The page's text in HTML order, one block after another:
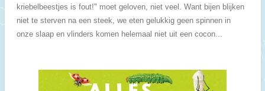
kriebelbeestjes is fout!" moet geloven, niet veel. Want bijen blijken
niet te sterven na een steek, we eten gelukkig geen spinnen in
onze slaap en vlinders komen helemaal niet uit een cocon...